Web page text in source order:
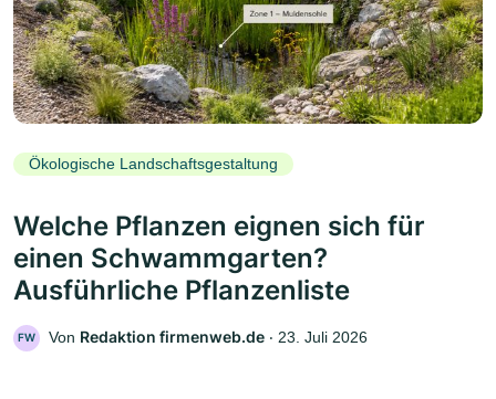
Ökologische Landschaftsgestaltung
Welche Pflanzen eignen sich für
einen Schwammgarten?
Ausführliche Pflanzenliste
FW Von Redaktion firmenweb.de ‧ 23. Juli 2026